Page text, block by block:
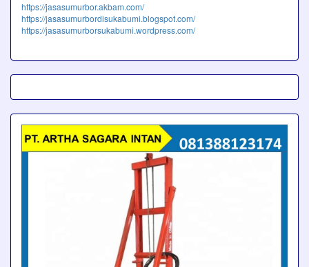
https://jasasumurbor.akbam.com/
https://jasasumurbordisukabumi.blogspot.com/
https://jasasumurborsukabumi.wordpress.com/